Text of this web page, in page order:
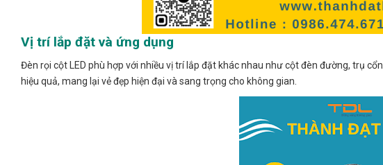
Vị trí lắp đặt và ứng dụng
Đèn rọi cột LED phù hợp với nhiều vị trí lắp đặt khác nhau như cột đèn đường, trụ
hiệu quả, mang lại vẻ đẹp hiện đại và sang trọng cho không gian.